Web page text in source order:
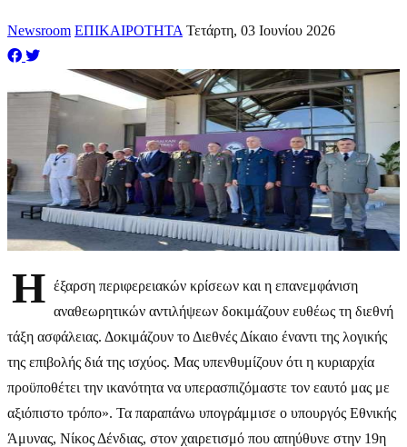
Newsroom ΕΠΙΚΑΙΡΟΤΗΤΑ Τετάρτη, 03 Ιουνίου 2026
Η έξαρση περιφερειακών κρίσεων και η επανεμφάνιση
αναθεωρητικών αντιλήψεων δοκιμάζουν ευθέως τη διεθνή
τάξη ασφάλειας. Δοκιμάζουν το Διεθνές Δίκαιο έναντι της λογικής
της επιβολής διά της ισχύος. Μας υπενθυμίζουν ότι η κυριαρχία
προϋποθέτει την ικανότητα να υπερασπιζόμαστε τον εαυτό μας με
αξιόπιστο τρόπο». Τα παραπάνω υπογράμμισε ο υπουργός Εθνικής
Άμυνας, Νίκος Δένδιας, στον χαιρετισμό που απηύθυνε στην 19η